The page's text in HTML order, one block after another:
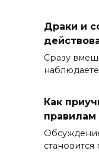
Драки и
Сразу
Как
правилам